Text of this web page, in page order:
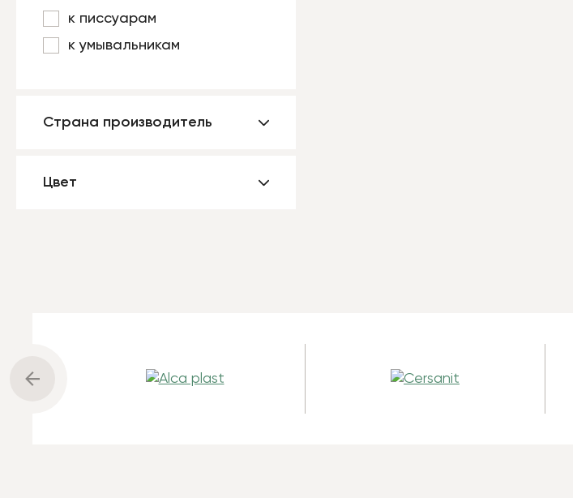
к писсуарам
к умывальникам
Страна производитель
Цвет